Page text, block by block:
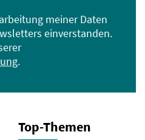
meiner Daten
einverstanden.
.
Top-Themen